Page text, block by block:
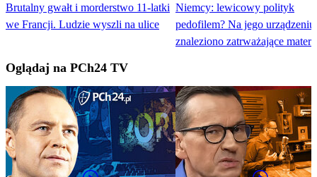
Brutalny gwałt i morderstwo 11-latki
we Francji. Ludzie wyszli na ulice
Niemcy: lewicowy polityk
pedofilem? Na jego urządzeniu
znaleziono zatrważające
Oglądaj na PCh24 TV